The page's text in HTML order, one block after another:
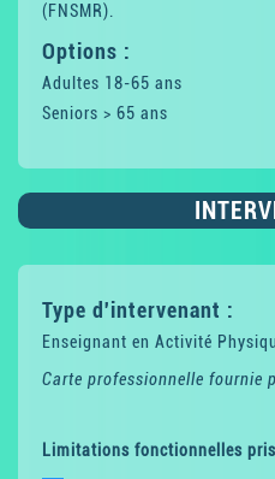
(FNSMR).
Options :
Adultes 18-65 ans
Seniors > 65 ans
Type d'intervenant :
Enseignant en Activité
Carte professionnelle fournie
Limitations fonctionnelles